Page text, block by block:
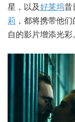
星，以及好莱坞昔
莉 ，都将携带他
自的影片增添光彩。